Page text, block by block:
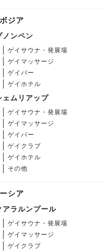
ジア
ノンペン
ゲイサウナ・発展場
ゲイマッサージ
ゲイバー
ゲイホテル
ェムリアップ
ゲイサウナ・発展場
ゲイマッサージ
ゲイバー
ゲイクラブ
ゲイホテル
その他
シア
アラルンプール
ゲイサウナ・発展場
ゲイマッサージ
ゲイクラブ